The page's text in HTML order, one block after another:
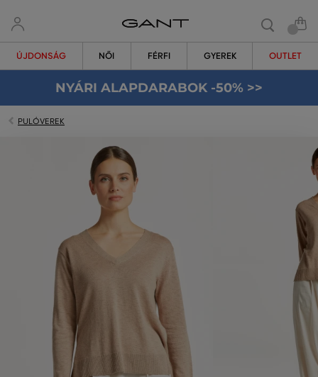
ÚJDONSÁG NŐI FÉRFI GYEREK OUTLET
NYÁRI ALAPDARABOK -50% >>
PULÓVEREK